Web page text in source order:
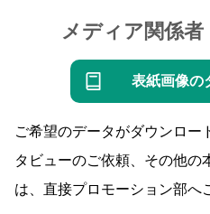
メディア関係
表紙画像の
ご希望のデータがダウンロー
タビューのご依頼、その他の
は、直接プロモーション部へ